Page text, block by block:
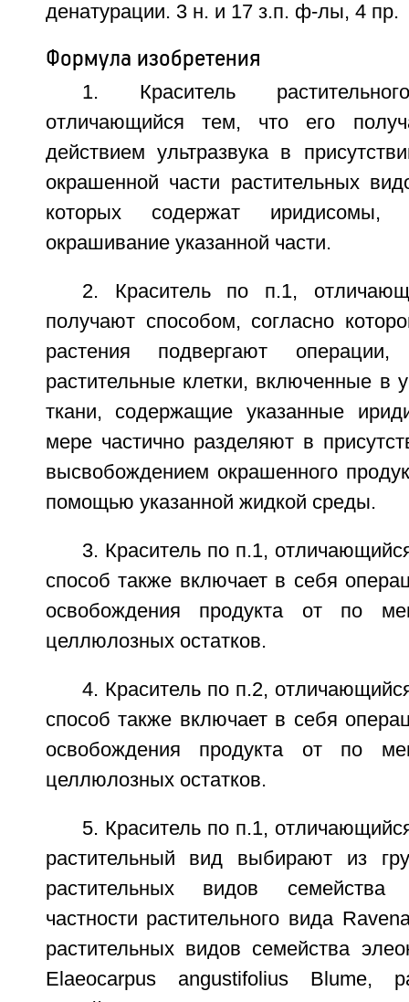
денатурации. 3 н. и 17 з.п. ф-лы, 4 пр.
Формула изобретения
1. Краситель
отличающийся тем, что его
действием ультразвука в
окрашенной части растительных
которых содержат иридисомы,
окрашивание указанной части.
2. Краситель по п.1,
получают способом, согласно
растения подвергают
растительные клетки, включенные в
ткани, содержащие указанные
мере частично разделяют в
высвобождением окрашенного
помощью указанной жидкой среды.
3. Краситель по п.1,
способ также включает в себя
освобождения продукта от по
целлюлозных остатков.
4. Краситель по п.2,
способ также включает в себя
освобождения продукта от по
целлюлозных остатков.
5. Краситель по п.1,
растительный вид выбирают из
растительных видов семейства
частности растительного вида
растительных видов семейства
Elaeocarpus angustifolius Blume,